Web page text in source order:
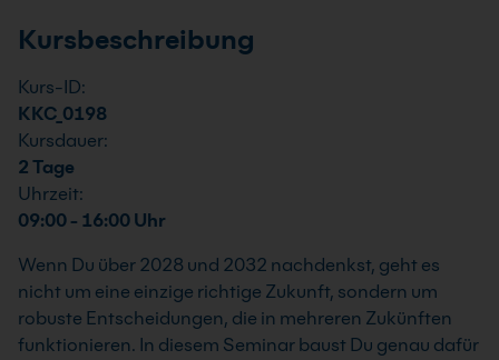
Kursbeschreibung
Kurs-ID:
KKC_0198
Kursdauer:
2 Tage
Uhrzeit:
09:00 - 16:00 Uhr
Wenn Du über 2028 und 2032 nachdenkst, geht es
nicht um eine einzige richtige Zukunft, sondern um
robuste Entscheidungen, die in mehreren Zukünften
funktionieren. In diesem Seminar baust Du genau dafür